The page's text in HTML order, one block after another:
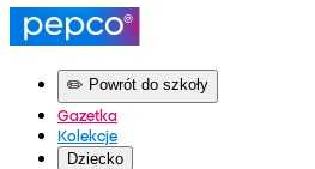
✏️ Powrót do szkoły
Gazetka
Kolekcje
Dziecko